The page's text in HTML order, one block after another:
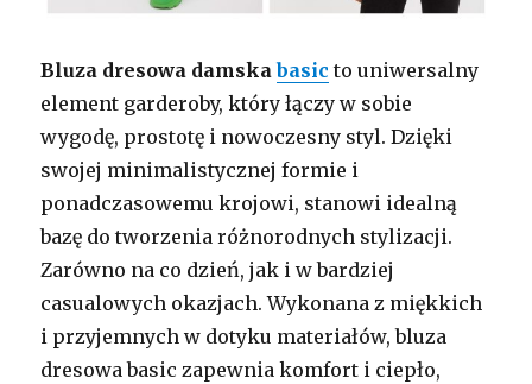
Bluza dresowa damskabasic to uniwersalny
element garderoby, który łączy w sobie
wygodę, prostotę i nowoczesny styl. Dzięki
swojej minimalistycznej formie i
ponadczasowemu krojowi, stanowi idealną
bazę do tworzenia różnorodnych stylizacji.
Zarówno na co dzień, jak i w bardziej
casualowych okazjach. Wykonana z miękkich
i przyjemnych w dotyku materiałów, bluza
dresowa basic zapewnia komfort i ciepło,